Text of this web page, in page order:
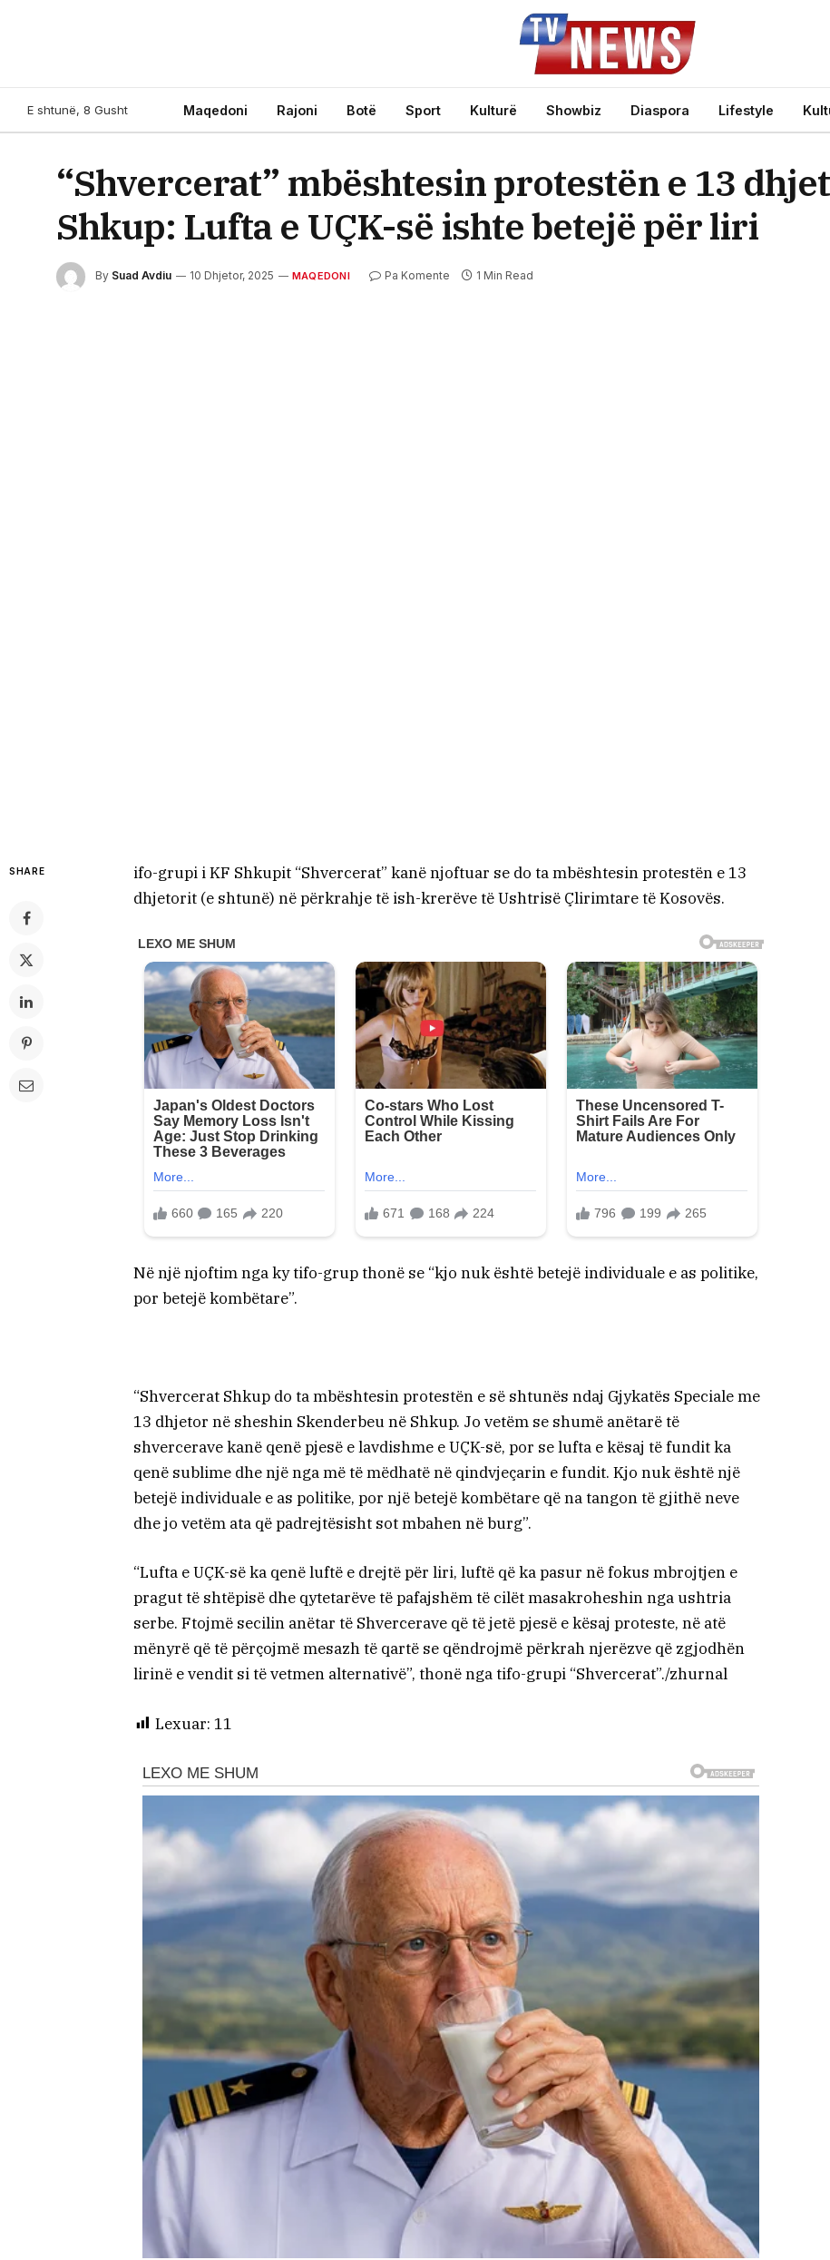
E shtunë, 8 Gusht Maqedoni Rajoni Botë Sport Kulturë Showbiz Diaspora Lifestyle
“Shvercerat” mbështesin protestën e 13
Shkup: Lufta e UÇK-së ishte betejë për liri
By Suad Avdiu 10 Dhjetor, 2025 MAQEDONI Pa Komente 1 Min Read
SHARE
ifo-grupi i KF Shkupit “Shvercerat” kanë njoftuar se do ta mbështesin protestën e 13
dhjetorit (e shtunë) në përkrahje të ish-krerëve të Ushtrisë Çlirimtare të Kosovës.
Në një njoftim nga ky tifo-grup thonë se “kjo nuk është betejë individuale e as politike,
por betejë kombëtare”.
“Shvercerat Shkup do ta mbështesin protestën e së shtunës ndaj Gjykatës Speciale me
13 dhjetor në sheshin Skenderbeu në Shkup. Jo vetëm se shumë anëtarë të
shvercerave kanë qenë pjesë e lavdishme e UÇK-së, por se lufta e kësaj të fundit ka
qenë sublime dhe një nga më të mëdhatë në qindvjeçarin e fundit. Kjo nuk është një
betejë individuale e as politike, por një betejë kombëtare që na tangon të gjithë neve
dhe jo vetëm ata që padrejtësisht sot mbahen në burg”.
“Lufta e UÇK-së ka qenë luftë e drejtë për liri, luftë që ka pasur në fokus mbrojtjen e
pragut të shtëpisë dhe qytetarëve të pafajshëm të cilët masakroheshin nga ushtria
serbe. Ftojmë secilin anëtar të Shvercerave që të jetë pjesë e kësaj proteste, në atë
mënyrë që të përçojmë mesazh të qartë se qëndrojmë përkrah njerëzve që zgjodhën
lirinë e vendit si të vetmen alternativë”, thonë nga tifo-grupi “Shvercerat”./zhurnal
Lexuar: 11